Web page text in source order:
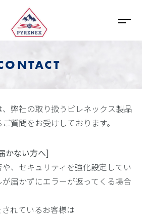
弊社の取り扱うピレネックス製品
質問をお受けしております。
かない方へ]
、セキュリティを強化設定してい
届かずにエラーが返ってくる場合
れているお客様は